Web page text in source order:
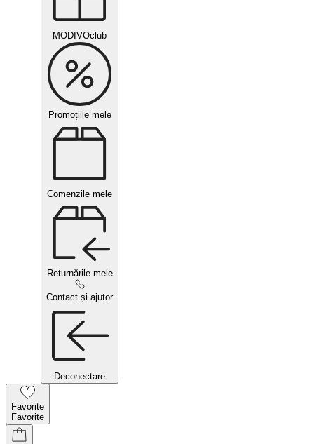
MODIVOclub
Promoțiile mele
Comenzile mele
Returnările mele
Contact și ajutor
Deconectare
Favorite
Favorite